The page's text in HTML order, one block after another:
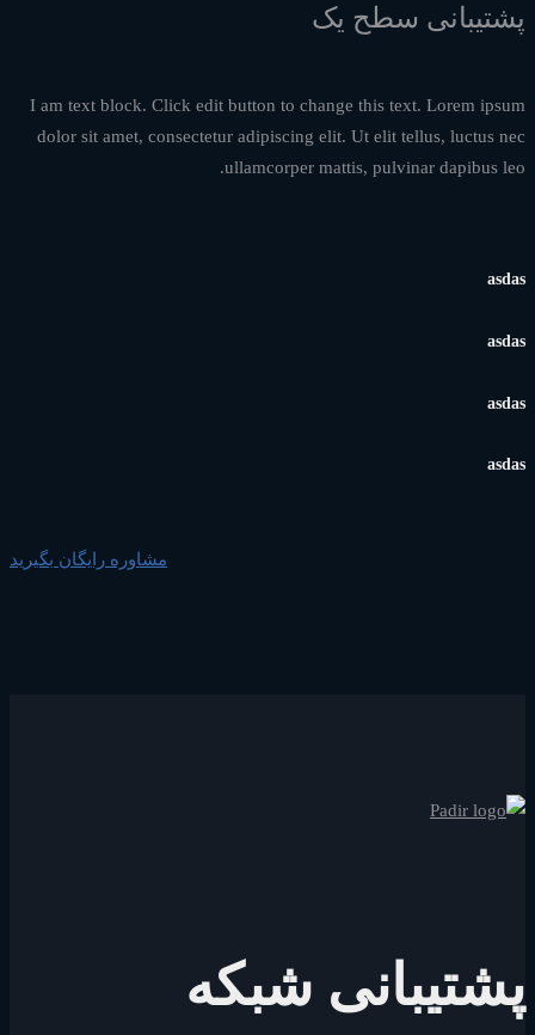
پشتیبانی سطح یک
I am text block. Click edit button to change this text. Lorem ipsum
dolor sit amet, consectetur adipiscing elit. Ut elit tellus, luctus nec
ullamcorper mattis, pulvinar dapibus leo.
asdas
asdas
asdas
asdas
مشاوره رایگان بگیرید
پشتیبانی شبکه